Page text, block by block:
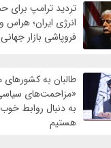
تردید ترامپ برای
انرژی ایران؛ هراس
فروپاشی بازار
طالبان به کشورهای
«مزاحمت‌های
به دنبال روابط
هستیم